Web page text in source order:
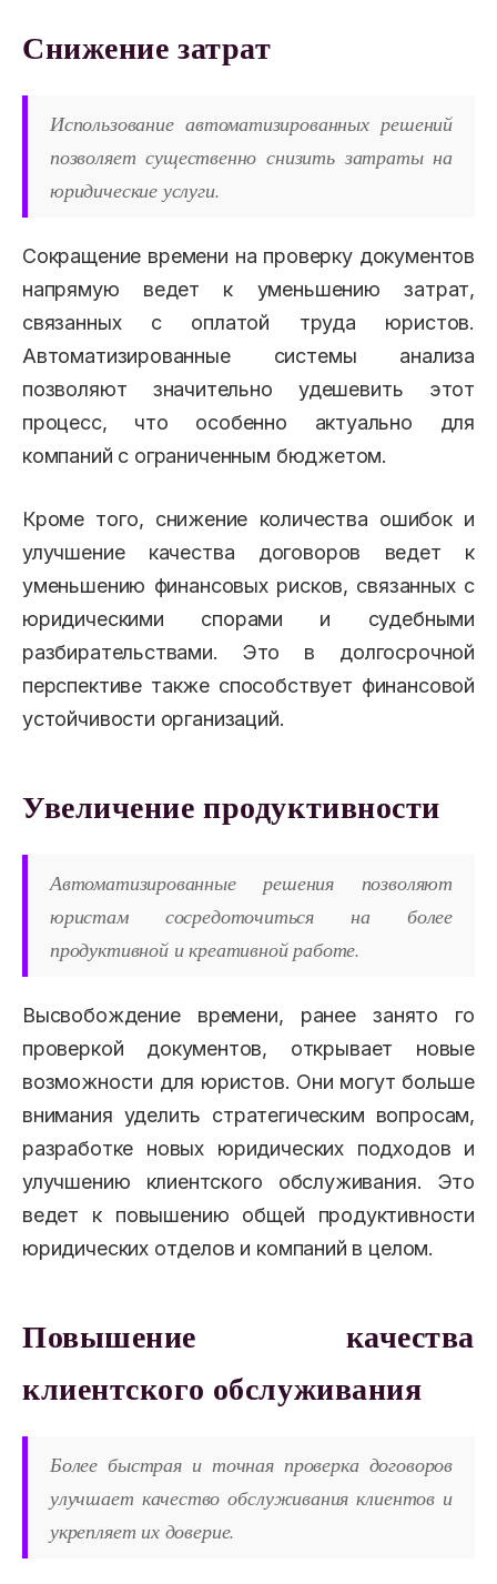
Снижение затрат
Использование автоматизированных решений
позволяет существенно снизить затраты на
юридические услуги.
Сокращение времени на проверку документов
напрямую ведет к уменьшению затрат,
связанных с оплатой труда юристов.
Автоматизированные системы анализа
позволяют значительно удешевить этот
процесс, что особенно актуально для
компаний с ограниченным бюджетом.
Кроме того, снижение количества ошибок и
улучшение качества договоров ведет к
уменьшению финансовых рисков, связанных с
юридическими спорами и судебными
разбирательствами. Это в долгосрочной
перспективе также способствует финансовой
устойчивости организаций.
Увеличение продуктивности
Автоматизированные решения позволяют
юристам сосредоточиться на более
продуктивной и креативной работе.
Высвобождение времени, ранее занято го
проверкой документов, открывает новые
возможности для юристов. Они могут больше
внимания уделить стратегическим вопросам,
разработке новых юридических подходов и
улучшению клиентского обслуживания. Это
ведет к повышению общей продуктивности
юридических отделов и компаний в целом.
Повышение качества
клиентского обслуживания
Более быстрая и точная проверка договоров
улучшает качество обслуживания клиентов и
укрепляет их доверие.